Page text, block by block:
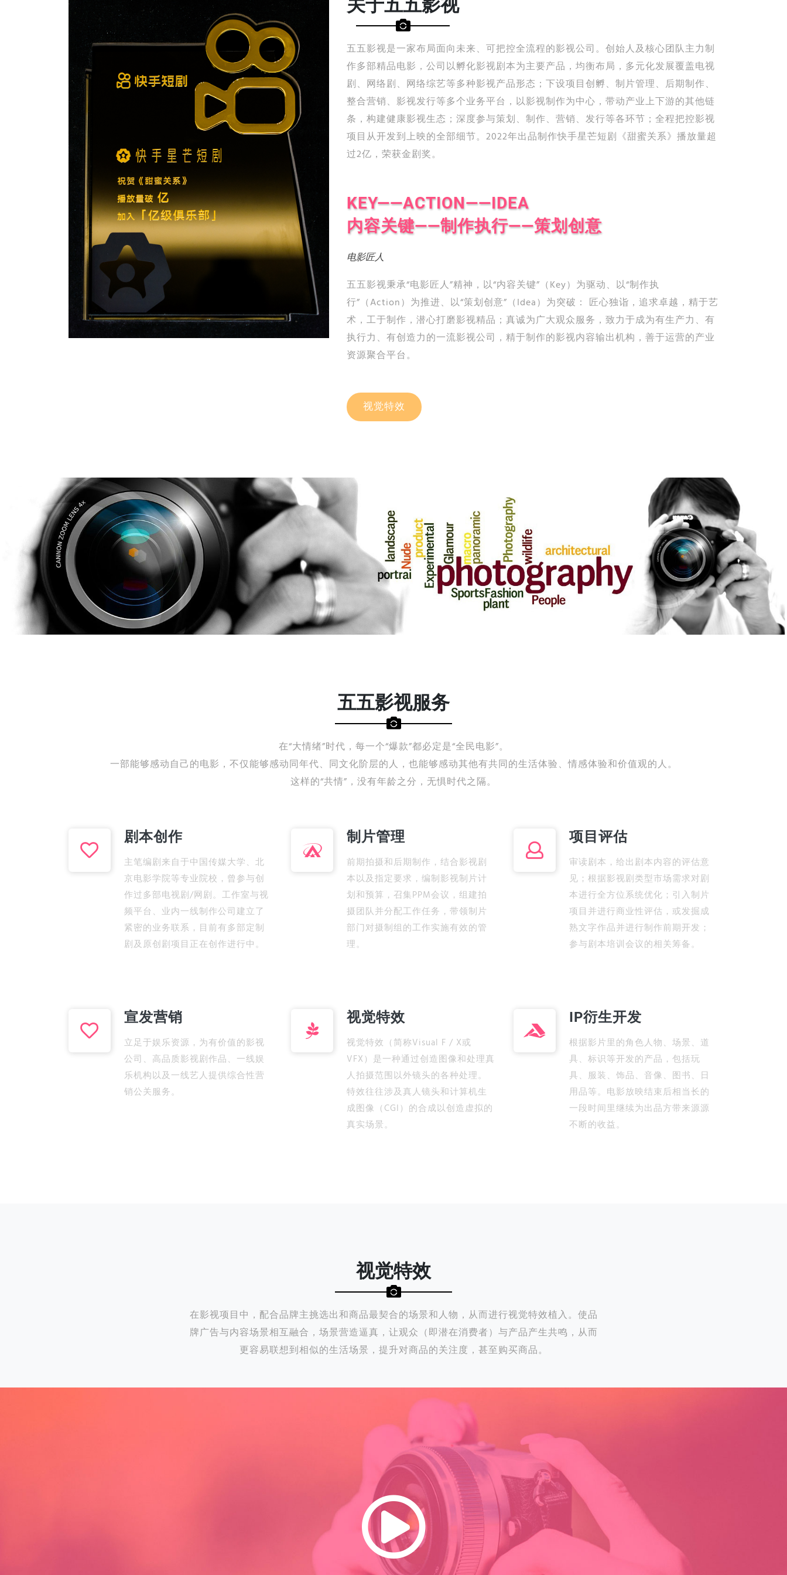
关于五五影视
五五影视是一家布局面向未来、可把控全流程的影视公司。创始人及核心团队主力制
作多部精品电影，公司以孵化影视剧本为主要产品，均衡布局，多元化发展覆盖电视
剧、网络剧、网络综艺等多种影视产品形态；下设项目创孵、制片管理、后期制作、
整合营销、影视发行等多个业务平台，以影视制作为中心，带动产业上下游的其他链
条，构建健康影视生态；深度参与策划、制作、营销、发行等各环节；全程把控影视
项目从开发到上映的全部细节。2022年出品制作快手星芒短剧《甜蜜关系》播放量超
过2亿，荣获金剧奖。
KEY——ACTION——IDEA
内容关键——制作执行——策划创意
电影匠人
五五影视秉承“电影匠人”精神，以“内容关键”（Key）为驱动、以“制作执
行”（Action）为推进、以“策划创意”（Idea）为突破： 匠心独诣，追求卓越，精于艺
术，工于制作，潜心打磨影视精品；真诚为广大观众服务，致力于成为有生产力、有
执行力、有创造力的一流影视公司，精于制作的影视内容输出机构，善于运营的产业
资源聚合平台。
视觉特效
五五影视服务
在“大情绪”时代，每一个“爆款”都必定是“全民电影”。
一部能够感动自己的电影，不仅能够感动同年代、同文化阶层的人，也能够感动其他有共同的生活体验、情感体验和价值观的人。
这样的“共情”，没有年龄之分，无惧时代之隔。
剧本创作
主笔编剧来自于中国传媒大学、北
京电影学院等专业院校，曾参与创
作过多部电视剧/网剧。工作室与视
频平台、业内一线制作公司建立了
紧密的业务联系，目前有多部定制
剧及原创剧项目正在创作进行中。
制片管理
前期拍摄和后期制作，结合影视剧
本以及指定要求，编制影视制片计
划和预算，召集PPM会议，组建拍
摄团队并分配工作任务，带领制片
部门对摄制组的工作实施有效的管
理。
项目评估
审读剧本，给出剧本内容的评估意
见；根据影视剧类型市场需求对剧
本进行全方位系统优化；引入制片
项目并进行商业性评估，或发掘成
熟文字作品并进行制作前期开发；
参与剧本培训会议的相关筹备。
宣发营销
立足于娱乐资源，为有价值的影视
公司、高品质影视剧作品、一线娱
乐机构以及一线艺人提供综合性营
销公关服务。
视觉特效
视觉特效（简称Visual F / X或
VFX）是一种通过创造图像和处理真
人拍摄范围以外镜头的各种处理。
特效往往涉及真人镜头和计算机生
成图像（CGI）的合成以创造虚拟的
真实场景。
IP衍生开发
根据影片里的角色人物、场景、道
具、标识等开发的产品，包括玩
具、服装、饰品、音像、图书、日
用品等。电影放映结束后相当长的
一段时间里继续为出品方带来源源
不断的收益。
视觉特效
在影视项目中，配合品牌主挑选出和商品最契合的场景和人物，从而进行视觉特效植入。使品
牌广告与内容场景相互融合，场景营造逼真，让观众（即潜在消费者）与产品产生共鸣，从而
更容易联想到相似的生活场景，提升对商品的关注度，甚至购买商品。